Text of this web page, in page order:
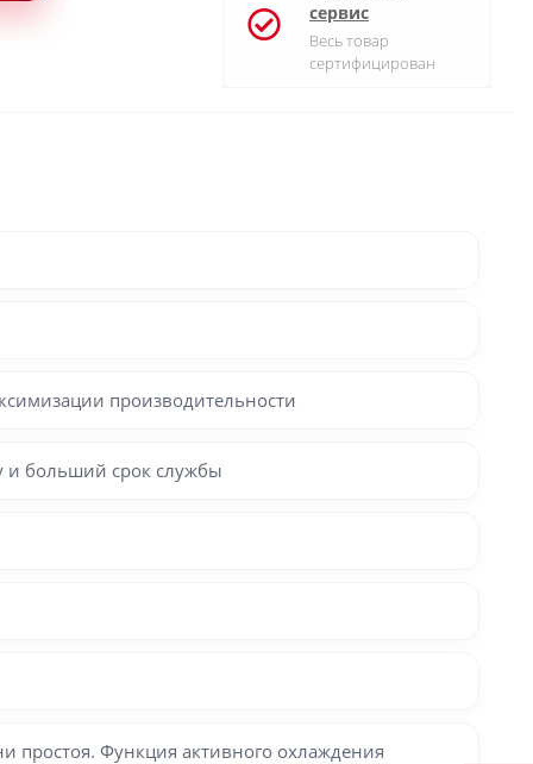
сервис
Весь товар
сертифицирован
производительности
и больший срок службы
простоя. Функция активного охлаждения